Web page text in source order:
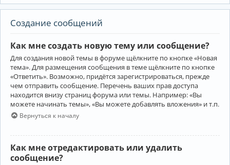
Создание сообщений
Как мне создать новую тему или сообщение?
Для создания новой темы в форуме щёлкните по кнопке «Новая
тема». Для размещения сообщения в теме щёлкните по кнопке
«Ответить». Возможно, придётся зарегистрироваться, прежде
чем отправить сообщение. Перечень ваших прав доступа
находится внизу страниц форума или темы. Например: «Вы
можете начинать темы», «Вы можете добавлять вложения» и т.п.
Вернуться к началу
Как мне отредактировать или удалить
сообщение?